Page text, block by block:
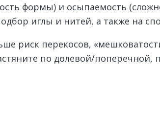
формы) и осыпаемость
иглы и нитей, а также на
риск перекосов,
по долевой/поперечной,